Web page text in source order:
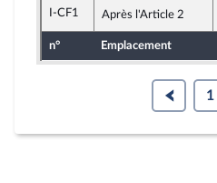
I-CF1 Après l'Article 2
n° Emplacement
1